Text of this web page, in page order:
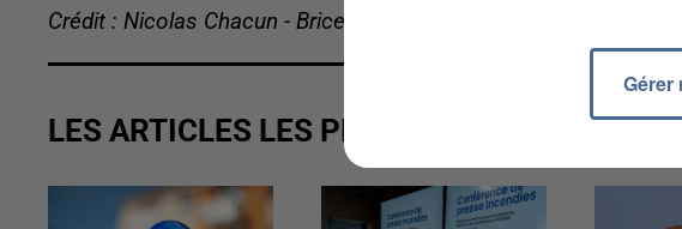
Crédit : Nicolas Chacun - Brice Charrier
LES ARTICLES LES PLUS VUS
Gérer